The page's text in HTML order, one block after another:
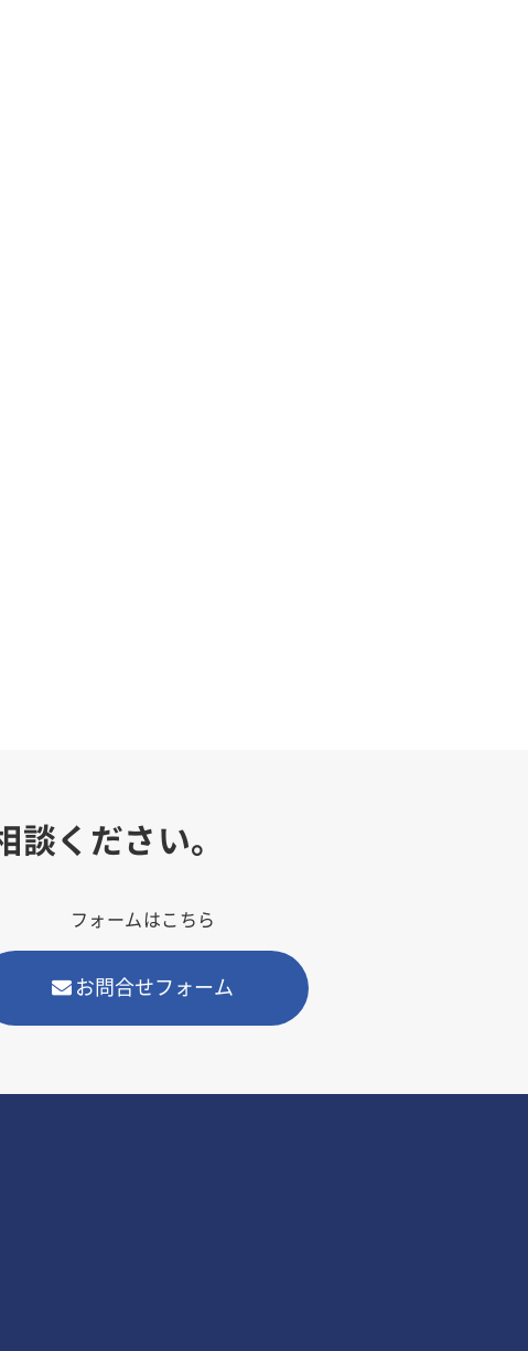
ください。
フォームはこちら
お問合せフォーム